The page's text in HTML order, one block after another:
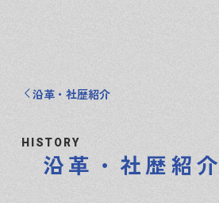
沿革・社歴紹介
HISTORY
沿革・社歴紹介